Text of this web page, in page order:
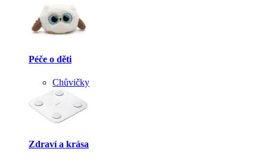
Péče o děti
Chůvičky
Zdraví a krása